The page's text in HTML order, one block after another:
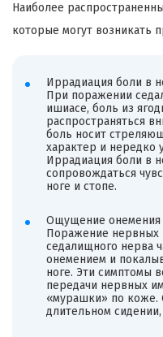
Наиболее
которые могут возникать
Иррадиация боли в
При поражении
ишиасе, боль из
распространяться
боль носит
характер и нередко
Иррадиация боли в
сопровождаться
ноге и стопе.
Ощущение онемения
Поражение нервных
седалищного нерва
онемением и
ноге. Эти симптомы
передачи нервных
«мурашки» по коже.
длительном